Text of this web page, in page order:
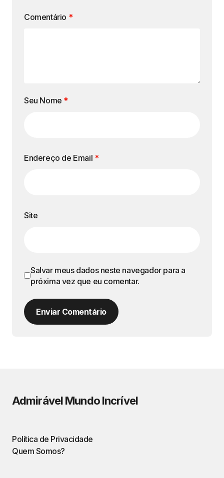
Comentário *
Seu Nome *
Endereço de Email *
Site
Salvar meus dados neste navegador para a
próxima vez que eu comentar.
Enviar Comentário
Admirável Mundo Incrível
Política de Privacidade
Quem Somos?